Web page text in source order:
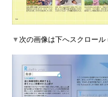
▼次の画像は下へスクロー